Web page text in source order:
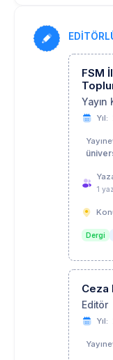
FSM
Yayın
Yıl:
1
Dergi
Ceza
Editör
Yıl: